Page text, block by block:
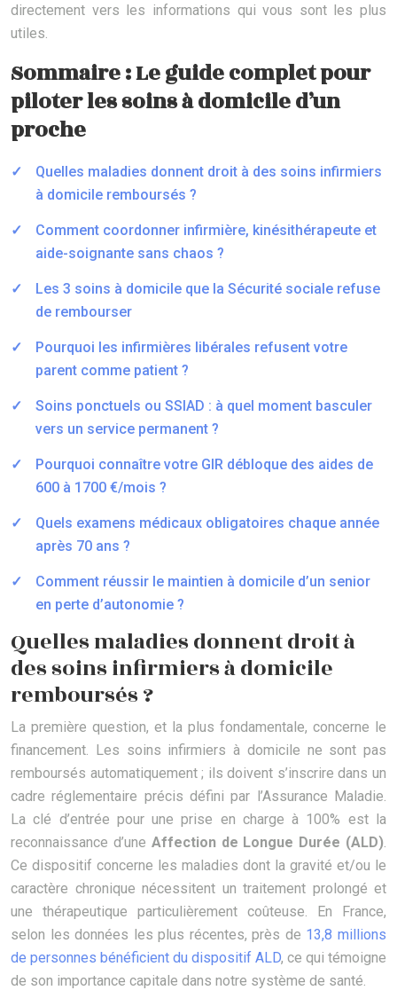
directement vers les informations qui vous sont les plus
utiles.
Sommaire : Le guide complet pour
piloter les soins à domicile d’un
proche
Quelles maladies donnent droit à des soins infirmiers
à domicile remboursés ?
Comment coordonner infirmière, kinésithérapeute et
aide-soignante sans chaos ?
Les 3 soins à domicile que la Sécurité sociale refuse
de rembourser
Pourquoi les infirmières libérales refusent votre
parent comme patient ?
Soins ponctuels ou SSIAD : à quel moment basculer
vers un service permanent ?
Pourquoi connaître votre GIR débloque des aides de
600 à 1700 €/mois ?
Quels examens médicaux obligatoires chaque année
après 70 ans ?
Comment réussir le maintien à domicile d’un senior
en perte d’autonomie ?
Quelles maladies donnent droit à
des soins infirmiers à domicile
remboursés ?
La première question, et la plus fondamentale, concerne le
financement. Les soins infirmiers à domicile ne sont pas
remboursés automatiquement ; ils doivent s’inscrire dans un
cadre réglementaire précis défini par l’Assurance Maladie.
La clé d’entrée pour une prise en charge à 100% est la
reconnaissance d’une Affection de Longue Durée (ALD)
Ce dispositif concerne les maladies dont la gravité et/ou le
caractère chronique nécessitent un traitement prolongé et
une thérapeutique particulièrement coûteuse. En France,
selon les données les plus récentes, près de 13,8 millions
de personnes bénéficient du dispositif ALD, ce qui témoigne
de son importance capitale dans notre système de santé.